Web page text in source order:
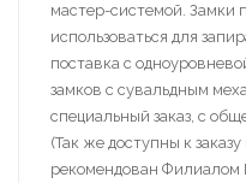
мастер-системой. Замки
использоваться для
поставка с
замков с сувальдным
специальный заказ, с
(Так же доступны к
рекомендован Филиалом